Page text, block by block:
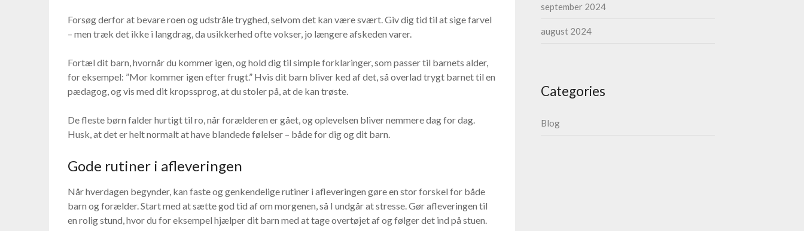
Forsøg derfor at bevare roen og udstråle tryghed, selvom det kan være svært. Giv dig tid til at sige farvel
– men træk det ikke i langdrag, da usikkerhed ofte vokser, jo længere afskeden varer.
Fortæl dit barn, hvornår du kommer igen, og hold dig til simple forklaringer, som passer til barnets alder,
for eksempel: ”Mor kommer igen efter frugt.” Hvis dit barn bliver ked af det, så overlad trygt barnet til en
pædagog, og vis med dit kropssprog, at du stoler på, at de kan trøste.
De fleste børn falder hurtigt til ro, når forælderen er gået, og oplevelsen bliver nemmere dag for dag.
Husk, at det er helt normalt at have blandede følelser – både for dig og dit barn.
Gode rutiner i afleveringen
Når hverdagen begynder, kan faste og genkendelige rutiner i afleveringen gøre en stor forskel for både
barn og forælder. Start med at sætte god tid af om morgenen, så I undgår at stresse. Gør afleveringen til
en rolig stund, hvor du for eksempel hjælper dit barn med at tage overtøjet af og følger det ind på stuen.
september 2024
august 2024
Categories
Blog